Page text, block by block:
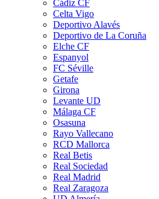
Cádiz CF
Celta Vigo
Deportivo Alavés
Deportivo de La Coruña
Elche CF
Espanyol
FC Séville
Getafe
Girona
Levante UD
Málaga CF
Osasuna
Rayo Vallecano
RCD Mallorca
Real Betis
Real Sociedad
Real Madrid
Real Zaragoza